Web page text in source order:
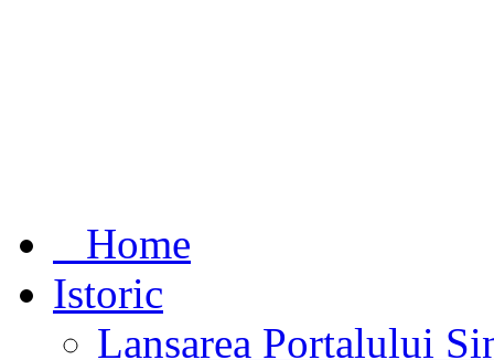
Home
Istoric
Lansarea Portalului